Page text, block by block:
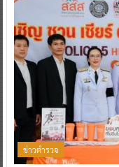
ข่าวตำรวจ